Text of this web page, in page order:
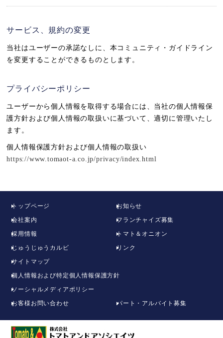
サービス、規約の変更
当社はユーザーの承諾なしに、本コミュニティ・ガイドライン
を変更することができるものとします。
プライバシーポリシー
ユーザーから個人情報を取得する場合には、当社の個人情報保
護方針および個人情報の取扱いに基づいて、適切に管理いたし
ます。
個人情報保護方針および個人情報の取扱い
https://www.tomaot-a.co.jp/privacy/index.html
トップページ
お知らせ
会社案内
フランチャイズ募集
採用情報
トマト＆オニオン
じゅうじゅうカルビ
リンク
サイトマップ
個人情報および特定個人情報保護方針
ソーシャルメディアポリシー
お客様お問い合わせ
パート・アルバイト募集